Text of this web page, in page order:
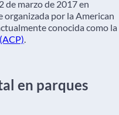
de marzo de 2017 en
organizada por la American
conocida como la
.
en parques